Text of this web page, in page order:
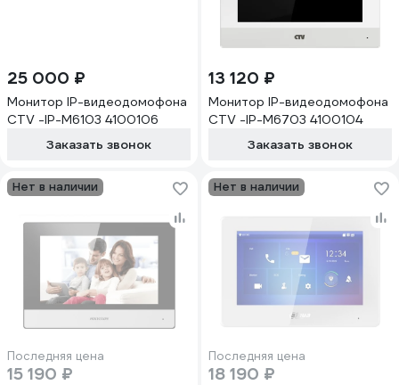
25 000 ₽
Монитор IP-видеодомофона
CTV -IP-M6103 4100106
Заказать звонок
13 120 ₽
Монитор IP-видеодомофона
CTV -IP-M6703 4100104
Заказать звонок
Нет в наличии
Последняя цена
15 190 ₽
Нет в наличии
Последняя цена
18 190 ₽